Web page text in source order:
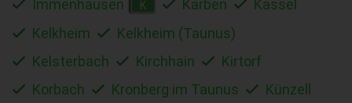
Immenhausen
K Karben
Kassel
Kelkheim
Kelkheim (Taunus)
Kelsterbach
Kirchhain
Kirtorf
Korbach
Kronberg im Taunus
Künzell